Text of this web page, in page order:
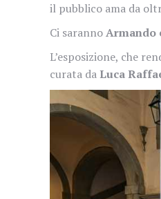
il pubblico ama da
Ci sarannoArmando
L’esposizione, che
curata daLuca